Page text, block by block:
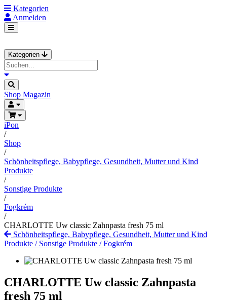
Kategorien
Anmelden
Kategorien
Shop Magazin
iPon
/
Shop
/
Schönheitspflege, Babypflege, Gesundheit, Mutter und Kind
Produkte
/
Sonstige Produkte
/
Fogkrém
/
CHARLOTTE Uw classic Zahnpasta fresh 75 ml
Schönheitspflege, Babypflege, Gesundheit, Mutter und Kind
Produkte / Sonstige Produkte /Fogkrém
CHARLOTTE Uw classic Zahnpasta
fresh 75 ml